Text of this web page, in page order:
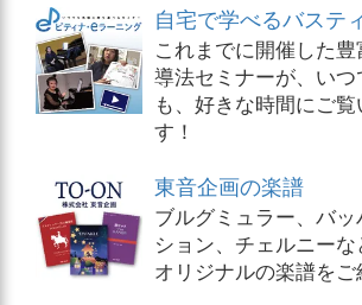
自宅で学べるバステ
これまでに開催した
導法セミナーが、い
も、好きな時間にご覧
す！
東音企画の楽譜
ブルグミュラー、バ
ション、チェルニー
オリジナルの楽譜をご